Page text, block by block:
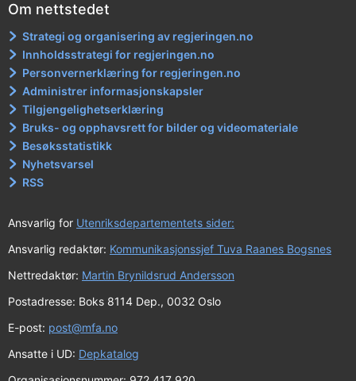
Om nettstedet
Strategi og organisering av regjeringen.no
Innholdsstrategi for regjeringen.no
Personvernerklæring for regjeringen.no
Administrer informasjonskapsler
Tilgjengelighetserklæring
Bruks- og opphavsrett for bilder og videomateriale
Besøksstatistikk
Nyhetsvarsel
RSS
Ansvarlig for Utenriksdepartementets sider:
Ansvarlig redaktør: Kommunikasjonssjef Tuva Raanes Bogsnes
Nettredaktør: Martin Brynildsrud Andersson
Postadresse: Boks 8114 Dep., 0032 Oslo
E-post: post@mfa.no
Ansatte i UD: Depkatalog